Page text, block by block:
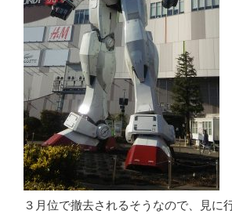
３月位で撤去されるそうなので、見に